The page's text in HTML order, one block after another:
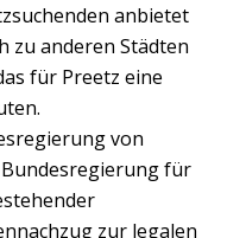
anbietet
zu anderen Städten
für Preetz eine
von
für
zur legalen